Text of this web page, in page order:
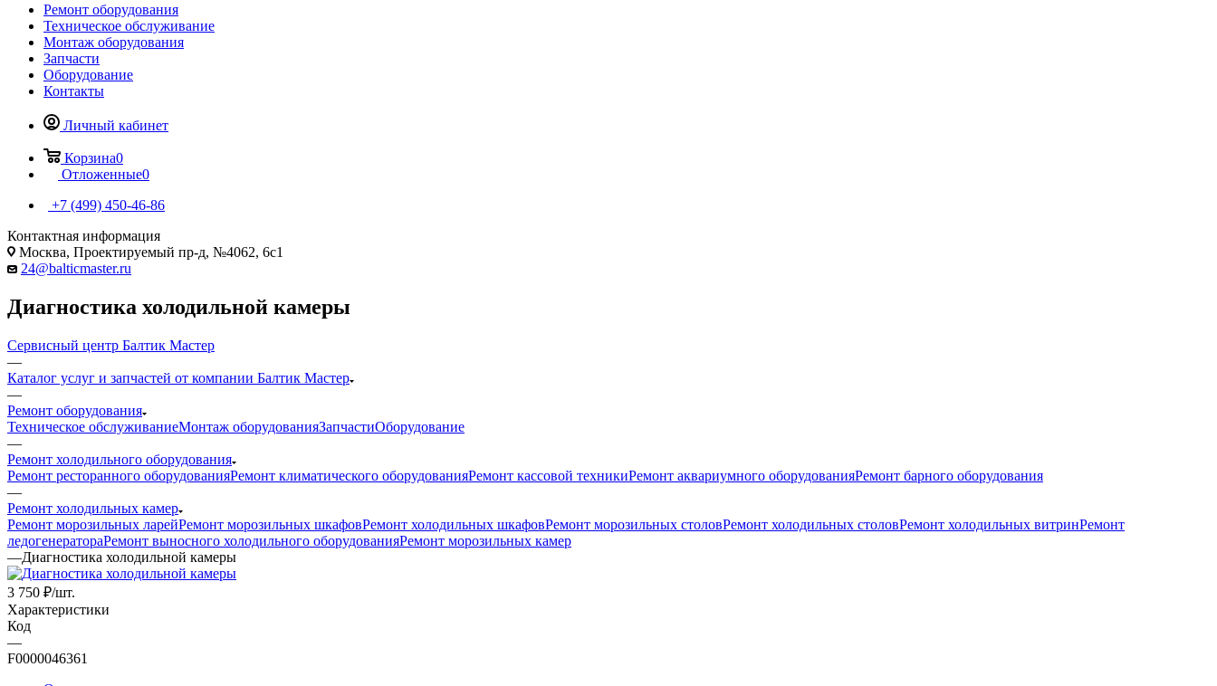
Ремонт оборудования
Техническое обслуживание
Монтаж оборудования
Запчасти
Оборудование
Контакты
Личный кабинет
Корзина0
Отложенные0
+7 (499) 450-46-86
Контактная информация
Москва, Проектируемый пр-д, №4062, 6с1
24@balticmaster.ru
Диагностика холодильной камеры
Сервисный центр Балтик Мастер
—
Каталог услуг и запчастей от компании Балтик Мастер
—
Ремонт оборудования
Техническое обслуживаниеМонтаж оборудованияЗапчастиОборудование
—
Ремонт холодильного оборудования
Ремонт ресторанного оборудованияРемонт климатического оборудованияРемонт кассовой техникиРемонт аквариумного оборудованияРемонт барного оборудования
—
Ремонт холодильных камер
Ремонт морозильных ларейРемонт морозильных шкафовРемонт холодильных шкафовРемонт морозильных столовРемонт холодильных столовРемонт холодильных витринРемонт
ледогенератораРемонт выносного холодильного оборудованияРемонт морозильных камер
—Диагностика холодильной камеры
3 750 ₽/шт.
Характеристики
Код
—
F0000046361